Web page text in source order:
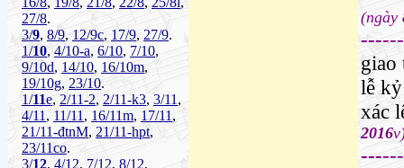
27/8.
3/9, 8/9, 12/9c, 17/9, 27/9.
1/10, 4/10-a, 6/10, 7/10,
9/10d, 14/10, 16/10m,
19/10g, 23/10.
1/11e, 2/11-2, 2/11-k3, 3/11 ,
4/11 , 11/11 , 16/11m, 17/11 ,
21/11-đtnM, 21/11-hpt,
23/11co.
3/12, 4/12, 7/12, 8/12,
(ngày
------
giao
lễ
xác
2016
------